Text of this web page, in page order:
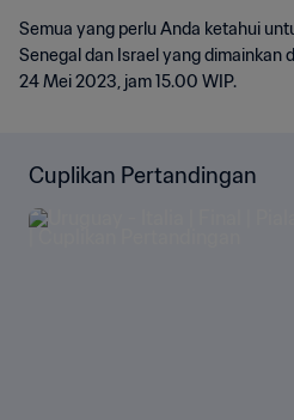
Semua yang perlu Anda ketahui
Senegal dan Israel yang dimainkan
24 Mei 2023, jam 15.00 WIP.
Cuplikan Pertandingan